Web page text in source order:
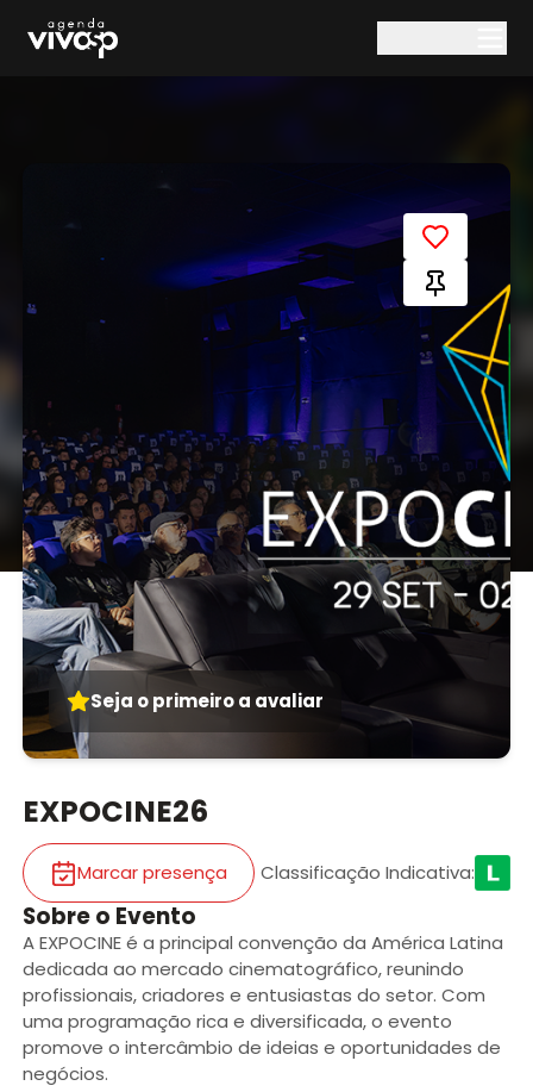
Seja o primeiro a avaliar
EXPOCINE26
Marcar presença Classificação Indicativa:
Sobre o Evento
A EXPOCINE é a principal convenção da América Latina
dedicada ao mercado cinematográfico, reunindo
profissionais, criadores e entusiastas do setor. Com
uma programação rica e diversificada, o evento
promove o intercâmbio de ideias e oportunidades de
negócios.